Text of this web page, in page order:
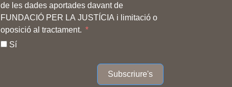
de les dades aportades davant de
FUNDACIÓ PER LA JUSTÍCIA i limitació o
oposició al tractament.
Sí
Subscriure's